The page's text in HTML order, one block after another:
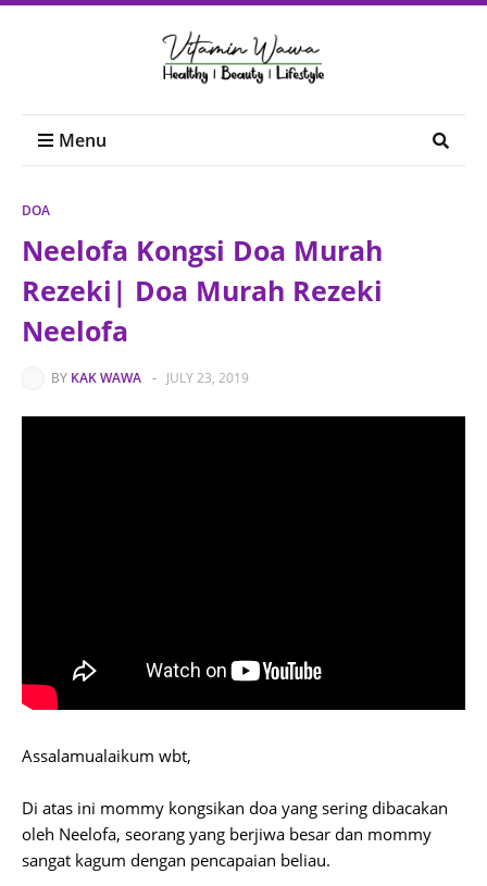
Menu
DOA
Neelofa Kongsi Doa Murah
Rezeki| Doa Murah Rezeki
Neelofa
BY KAK WAWA - JULY 23, 2019
Assalamualaikum wbt,
Di atas ini mommy kongsikan doa yang sering dibacakan
oleh Neelofa, seorang yang berjiwa besar dan mommy
sangat kagum dengan pencapaian beliau.